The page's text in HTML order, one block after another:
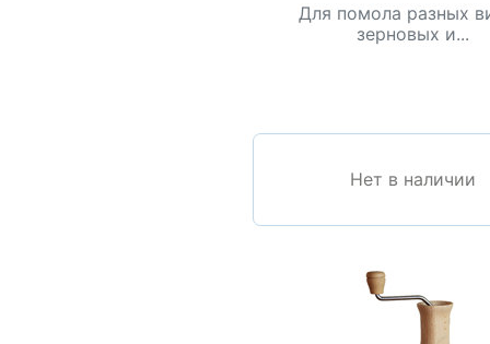
Для помола разных
зерновых и...
Нет в наличии